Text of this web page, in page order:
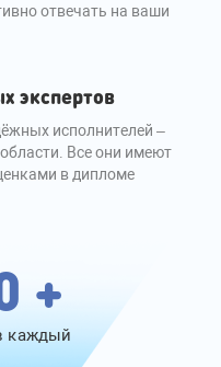
отвечать на ваши
экспертов
исполнителей –
Все они имеют
в дипломе
+
каждый